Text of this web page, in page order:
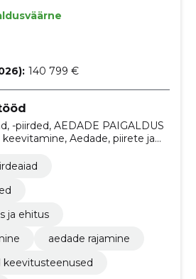
140 799 €
-piirded, AEDADE PAIGALDUS
keevitamine, Aedade, piirete ja
aedade rajamine,
metallaia ehitus,
metallaiad paigaldus
ja ehitus
aedade rajamine
keevitusteenused